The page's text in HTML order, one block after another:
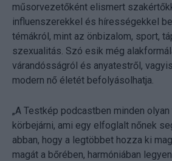
műsorvezetőként elismert
influenszerekkel és hírességekkel
témákról, mint az önbizalom, sport,
szexualitás. Szó esik még
várandósságról és anyatestről,
modern nő életét befolyásolhatja.
„A Testkép podcastben minden
körbejárni, ami egy elfoglalt nőnek
abban, hogy a legtöbbet hozza ki
magát a bőrében, harmóniában